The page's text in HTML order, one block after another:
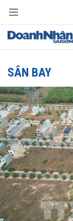
SÂN BAY